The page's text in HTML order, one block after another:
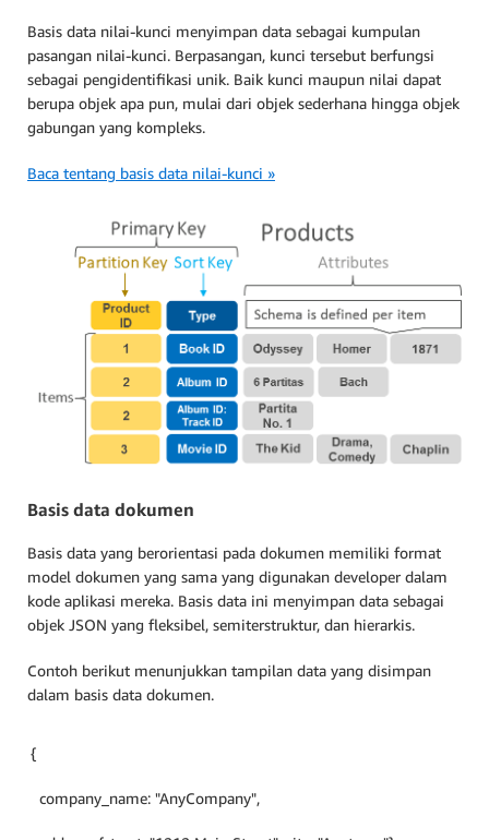
Basis data nilai-kunci menyimpan data sebagai kumpulan
pasangan nilai-kunci. Berpasangan, kunci tersebut berfungsi
sebagai pengidentifikasi unik. Baik kunci maupun nilai dapat
berupa objek apa pun, mulai dari objek sederhana hingga objek
gabungan yang kompleks.
Baca tentang basis data nilai-kunci »
Basis data dokumen
Basis data yang berorientasi pada dokumen memiliki format
model dokumen yang sama yang digunakan developer dalam
kode aplikasi mereka. Basis data ini menyimpan data sebagai
objek JSON yang fleksibel, semiterstruktur, dan hierarkis.
Contoh berikut menunjukkan tampilan data yang disimpan
dalam basis data dokumen.
{
company_name: "AnyCompany",